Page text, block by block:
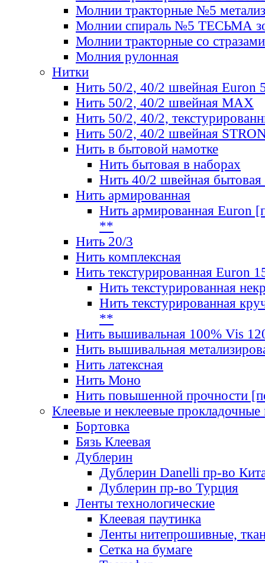
Молнии тракторные №5
Молнии спираль №5 ТЕСЬМА
Молнии тракторные со стразами
Молния рулонная
Нитки
Нить 50/2, 40/2 швейная Euron
Нить 50/2, 40/2 швейная МАХ
Нить 50/2, 40/2,
Нить 50/2, 40/2 швейная
Нить в бытовой намотке
Нить бытовая в наборах
Нить 40/2 швейная бытовая
Нить армированная
Нить армированная Euron
**
Нить 20/3
Нить комплексная
Нить текстурированная Euron
Нить текстурированная
Нить текстурированная
**
Нить вышивальная 100% Vis
Нить вышивальная
Нить латексная
Нить Моно
Нить повышенной прочности
Клеевые и неклеевые прокладочные
Бортовка
Бязь Клеевая
Дублерин
Дублерин Danelli пр-во
Дублерин пр-во Турция
Ленты технологические
Клеевая паутинка
Ленты нитепрошивные,
Сетка на бумаге